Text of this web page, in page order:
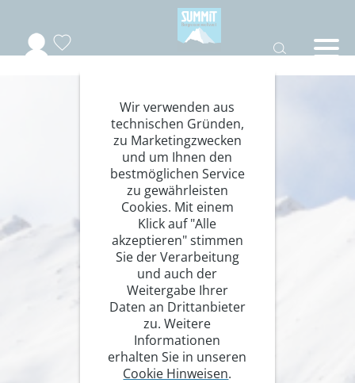
Wir verwenden aus
technischen Gründen,
zu Marketingzwecken
und um Ihnen den
bestmöglichen Service
zu gewährleisten
Cookies. Mit einem
Klick auf "Alle
akzeptieren" stimmen
Sie der Verarbeitung
und auch der
Weitergabe Ihrer
Daten an Drittanbieter
zu. Weitere
Informationen
erhalten Sie in unseren
Cookie Hinweisen.